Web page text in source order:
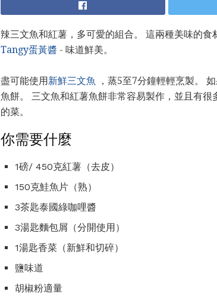
辣三文魚和紅薯，多可愛的組合。 這兩種美味的食
Tangy蛋黃醬 - 味道鮮美。
盡可能使用 新鮮三文魚 ，蒸5至7分鐘輕輕烹製。
魚餅。 三文魚和紅薯魚餅非常容易製作，並且有
的菜。
你需要什麼
1磅/ 450克紅薯（去皮）
150克鮭魚片（熟）
3茶匙泰國綠咖哩醬
3湯匙麵包屑（分開使用）
1湯匙香菜（新鮮和切碎）
鹽味道
胡椒粉適量